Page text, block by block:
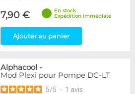
7,90 €
En stock
Expédition immédiate
Ajouter au panier
Alphacool -
Mod Plexi pour Pompe DC-LT
5/5 - 1 avis